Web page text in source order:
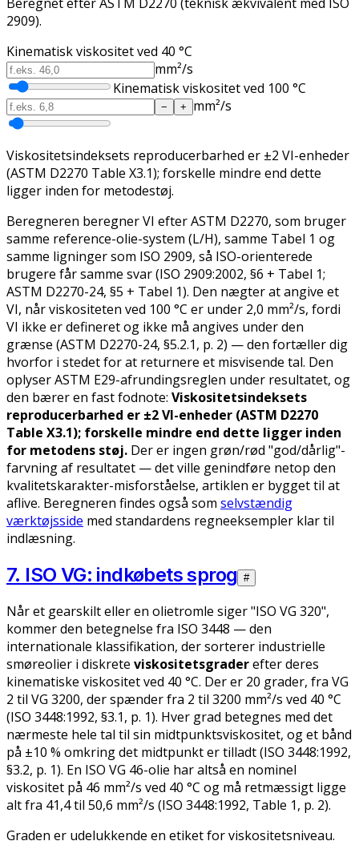
2909).
Kinematisk viskositet ved 40 °C
mm²/s
Kinematisk viskositet ved 100 °C
− + mm²/s
Viskositetsindeksets reproducerbarhed er ±2 VI-enheder
(ASTM D2270 Table X3.1); forskelle mindre end dette
ligger inden for metodestøj.
Beregneren beregner VI efter ASTM D2270, som bruger
samme reference-olie-system (L/H), samme Tabel 1 og
samme ligninger som ISO 2909, så ISO-orienterede
brugere får samme svar (ISO 2909:2002, §6 + Tabel 1;
ASTM D2270-24, §5 + Tabel 1). Den nægter at angive et
VI, når viskositeten ved 100 °C er under 2,0 mm²/s, fordi
VI ikke er defineret og ikke må angives under den
grænse (ASTM D2270-24, §5.2.1, p. 2) — den fortæller dig
hvorfor i stedet for at returnere et misvisende tal. Den
oplyser ASTM E29-afrundingsreglen under resultatet, og
den bærer en fast fodnote: Viskositetsindeksets
reproducerbarhed er ±2 VI-enheder (ASTM D2270
Table X3.1); forskelle mindre end dette ligger inden
for metodens støj. Der er ingen grøn/rød "god/dårlig"-
farvning af resultatet — det ville genindføre netop den
kvalitetskarakter-misforståelse, artiklen er bygget til at
aflive. Beregneren findes også som selvstændig
værktøjsside med standardens regneeksempler klar til
indlæsning.
7. ISO VG: indkøbets sprog #
Når et gearskilt eller en olietromle siger "ISO VG 320",
kommer den betegnelse fra ISO 3448 — den
internationale klassifikation, der sorterer industrielle
smøreolier i diskrete viskositetsgraderefter deres
kinematiske viskositet ved 40 °C. Der er 20 grader, fra VG
2 til VG 3200, der spænder fra 2 til 3200 mm²/s ved 40 °C
(ISO 3448:1992, §3.1, p. 1). Hver grad betegnes med det
nærmeste hele tal til sin midtpunktsviskositet, og et bånd
på ±10 % omkring det midtpunkt er tilladt (ISO 3448:1992,
§3.2, p. 1). En ISO VG 46-olie har altså en nominel
viskositet på 46 mm²/s ved 40 °C og må retmæssigt ligge
alt fra 41,4 til 50,6 mm²/s (ISO 3448:1992, Table 1, p. 2).
Graden er udelukkende en etiket for viskositetsniveau.